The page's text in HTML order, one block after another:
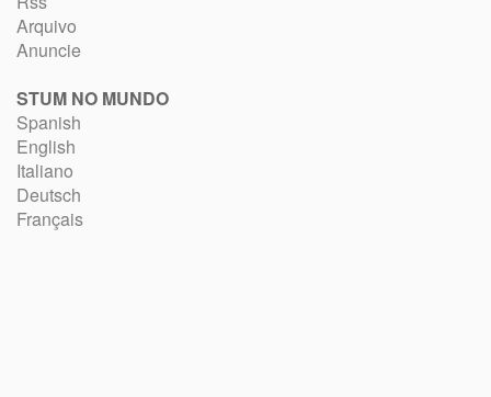
Arquivo
Anuncie
STUM NO MUNDO
Spanish
English
Italiano
Deutsch
Français